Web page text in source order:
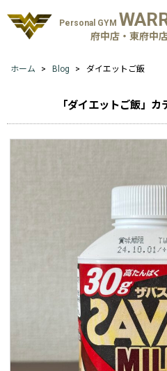
Personal GYM
府中店・東府中
ホーム Blog ダイエットご飯
「ダイエットご飯」